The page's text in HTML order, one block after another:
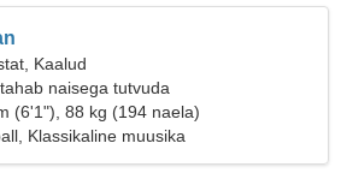
Kaalud
naisega tutvuda
(6'1"), 88 kg (194 naela)
Klassikaline muusika